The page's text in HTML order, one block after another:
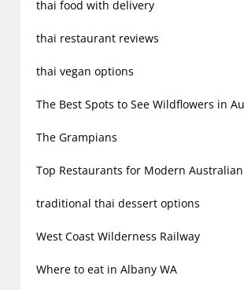
thai food with delivery
thai restaurant reviews
thai vegan options
The Best Spots to See Wildflowers in
The Grampians
Top Restaurants for Modern
traditional thai dessert options
West Coast Wilderness Railway
Where to eat in Albany WA